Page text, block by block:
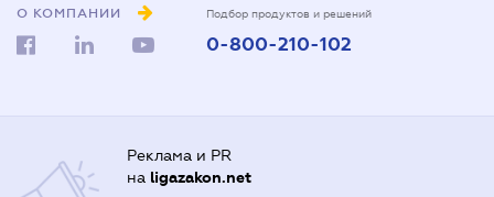
О КОМПАНИИ Подбор продуктов и решений
0-800-210-102
Реклама и PR
на ligazakon.net